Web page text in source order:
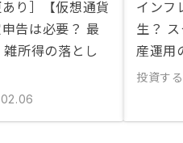
あり］【仮想通貨
告は必要？ 最
所得の落とし
インフ
生？
産運用
投資する